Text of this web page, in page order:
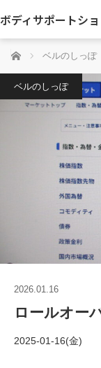
ボディサポートシ
ホーム ベルのしっぽ
ベルのしっぽ
2026.01.16
ロールオー
2025-01-16(金)